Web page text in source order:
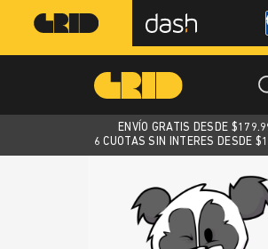
ENVÍO GRATIS DESDE $
6 CUOTAS SIN INTERES DESDE